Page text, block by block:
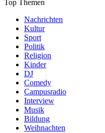
Top Themen
Nachrichten
Kultur
Sport
Politik
Religion
Kinder
DJ
Comedy
Campusradio
Interview
Musik
Bildung
Weihnachten